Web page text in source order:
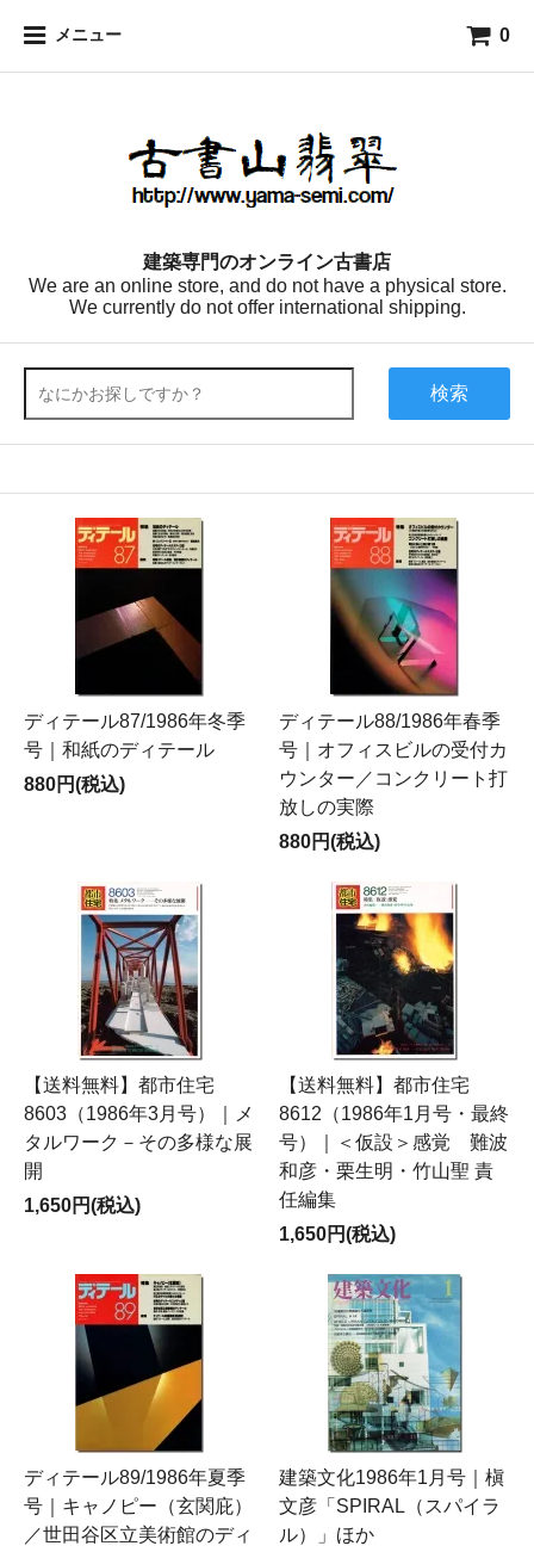
メニュー 0
建築専門のオンライン古書店
We are an online store, and do not have a physical store.
We currently do not offer international shipping.
検索
ディテール87/1986年冬季
号｜和紙のディテール
880円(税込)
ディテール88/1986年春季
号｜オフィスビルの受付カ
ウンター／コンクリート打
放しの実際
880円(税込)
【送料無料】都市住宅
8603（1986年3月号）｜メ
タルワーク－その多様な展
開
1,650円(税込)
【送料無料】都市住宅
8612（1986年1月号・最終
号）｜＜仮設＞感覚 難波
和彦・栗生明・竹山聖 責
任編集
1,650円(税込)
ディテール89/1986年夏季
号｜キャノピー（玄関庇）
／世田谷区立美術館のディ
建築文化1986年1月号｜槇
文彦「SPIRAL（スパイラ
ル）」ほか